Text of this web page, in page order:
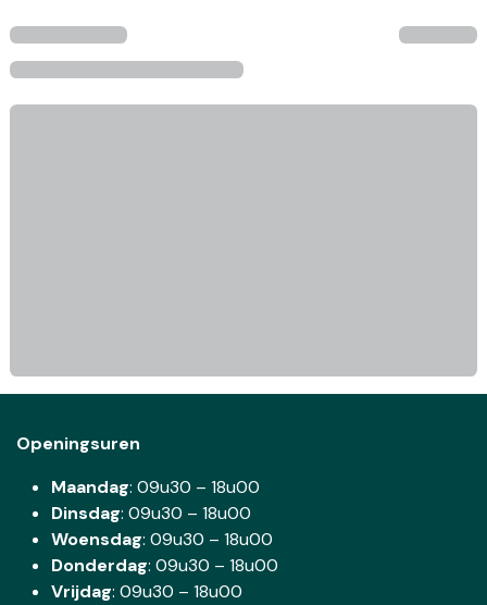
Openingsuren
Maandag: 09u30 – 18u00
Dinsdag: 09u30 – 18u00
Woensdag: 09u30 – 18u00
Donderdag: 09u30 – 18u00
Vrijdag: 09u30 – 18u00